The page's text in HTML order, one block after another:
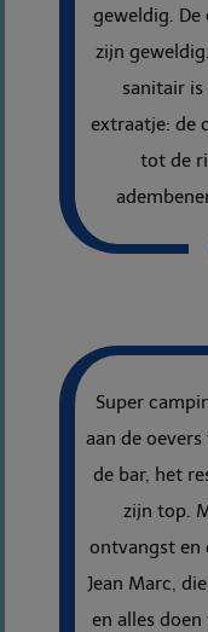
geweldig. De
zijn
sanitair
extraatje: de
tot de
Super
aan de
de bar, het
zijn top.
ontvangst en
Jean Marc,
en alles